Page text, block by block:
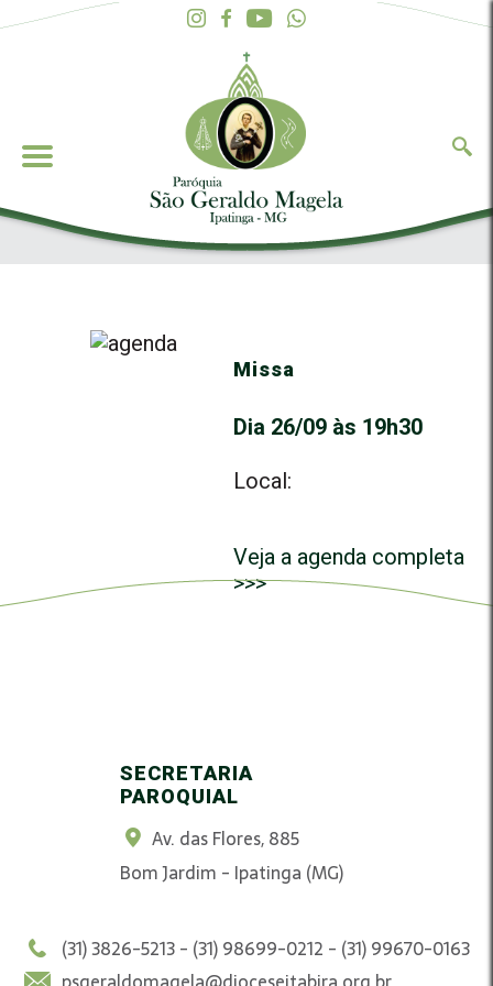
Missa
Dia 26/09 às 19h30
Local:
Veja a agenda completa
>>>
SECRETARIA
PAROQUIAL
Av. das Flores, 885
Bom Jardim - Ipatinga (MG)
(31) 3826-5213 - (31) 98699-0212 - (31) 99670-0163